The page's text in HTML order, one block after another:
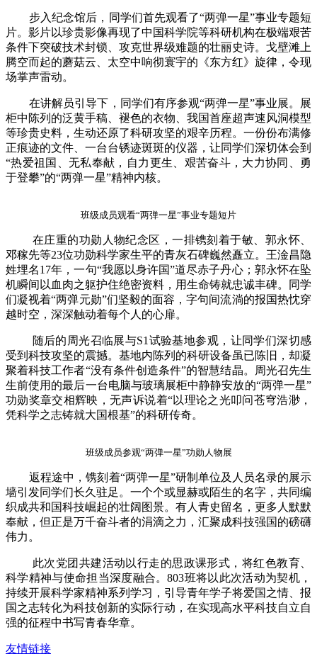
步入纪念馆后，同学们首先观看了“两弹一星”事业专题短
片。影片以珍贵影像再现了中国科学院等科研机构在极端艰苦
条件下突破技术封锁、攻克世界级难题的壮丽史诗。戈壁滩上
腾空而起的蘑菇云、太空中响彻寰宇的《东方红》旋律，令现
场掌声雷动。
在讲解员引导下，同学们有序参观“两弹一星”事业展。展
柜中陈列的泛黄手稿、褪色的衣物、我国首座超声速风洞模型
等珍贵史料，生动还原了科研攻坚的艰辛历程。一份份布满修
正痕迹的文件、一台台锈迹斑斑的仪器，让同学们深切体会到
“热爱祖国、无私奉献，自力更生、艰苦奋斗，大力协同、勇
于登攀”的“两弹一星”精神内核。
班级成员观看“两弹一星”事业专题短片
在庄重的功勋人物纪念区，一排镌刻着于敏、郭永怀、
邓稼先等23位功勋科学家生平的青灰石碑巍然矗立。王淦昌隐
姓埋名17年，一句“我愿以身许国”道尽赤子丹心；郭永怀在坠
机瞬间以血肉之躯护住绝密资料，用生命铸就忠诚丰碑。同学
们凝视着“两弹元勋”们坚毅的面容，字句间流淌的报国热忱穿
越时空，深深触动着每个人的心扉。
随后的周光召临展与S1试验基地参观，让同学们深切感
受到科技攻坚的震撼。基地内陈列的科研设备虽已陈旧，却凝
聚着科技工作者“没有条件创造条件”的智慧结晶。周光召先生
生前使用的最后一台电脑与玻璃展柜中静静安放的“两弹一星”
功勋奖章交相辉映，无声诉说着“以理论之光叩问苍穹浩渺，
凭科学之志铸就大国根基”的科研传奇。
班级成员参观“两弹一星”功勋人物展
返程途中，镌刻着“两弹一星”研制单位及人员名录的展示
墙引发同学们长久驻足。一个个或显赫或陌生的名字，共同编
织成共和国科技崛起的壮阔图景。有人青史留名，更多人默默
奉献，但正是万千奋斗者的涓滴之力，汇聚成科技强国的磅礴
伟力。
此次党团共建活动以行走的思政课形式，将红色教育、
科学精神与使命担当深度融合。803班将以此次活动为契机，
持续开展科学家精神系列学习，引导青年学子将爱国之情、报
国之志转化为科技创新的实际行动，在实现高水平科技自立自
强的征程中书写青春华章。
友情链接